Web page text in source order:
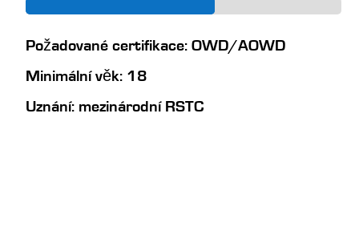
Požadované certifikace: OWD/AOWD
Minimální věk: 18
Uznání: mezinárodní RSTC